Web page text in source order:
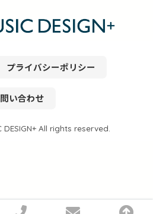
プライバシーポリシー
い合わせ
DESIGN+ All rights reserved.